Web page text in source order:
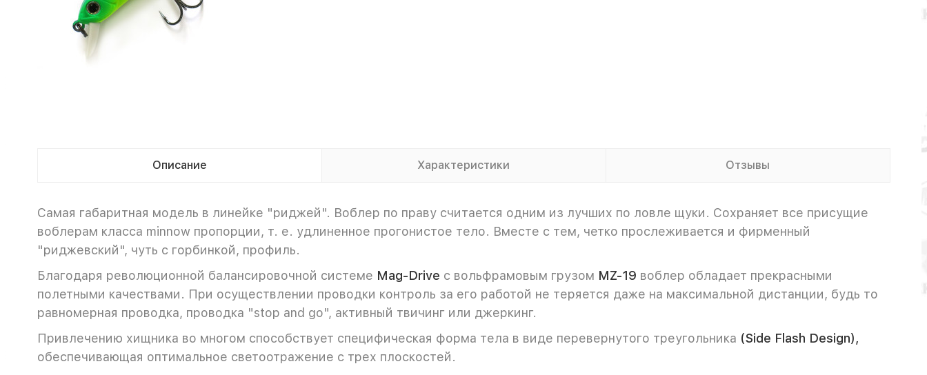
Описание Характеристики Отзывы
Самая габаритная модель в линейке "риджей". Воблер по праву считается одним из лучших по ловле щуки. Сохраняет все присущие
воблерам класса minnow пропорции, т. е. удлиненное прогонистое тело. Вместе с тем, четко прослеживается и фирменный
"риджевский", чуть с горбинкой, профиль.
Благодаря революционной балансировочной системе Mag-Drive с вольфрамовым грузом MZ-19 воблер обладает прекрасными
полетными качествами. При осуществлении проводки контроль за его работой не теряется даже на максимальной дистанции, будь то
равномерная проводка, проводка "stop and go", активный твичинг или джеркинг.
Привлечению хищника во многом способствует специфическая форма тела в виде перевернутого треугольника (Side Flash Design),
обеспечивающая оптимальное светоотражение с трех плоскостей.